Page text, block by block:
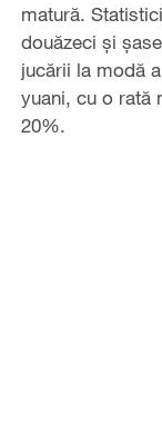
matură.
douăzeci și
jucării la modă
yuani, cu o rată
20%.